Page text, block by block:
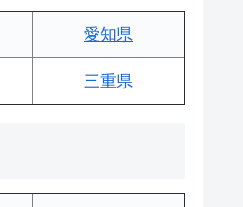
愛知県
三重県